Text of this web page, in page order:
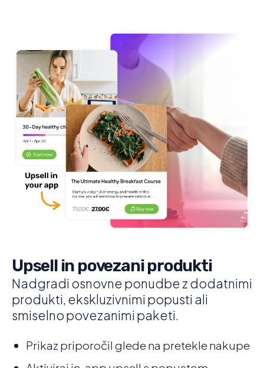
Upsell in povezani produkti
Nadgradi osnovne ponudbe z dodatnimi
produkti, ekskluzivnimi popusti ali
smiselno povezanimi paketi.
Prikaz priporočil glede na pretekle nakupe